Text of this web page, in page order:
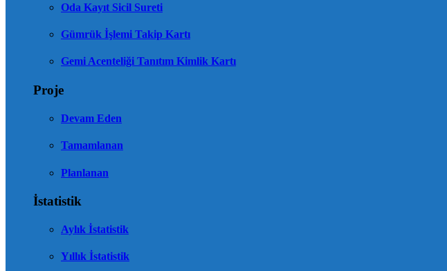
Oda Kayıt Sicil Sureti
Gümrük İşlemi Takip Kartı
Gemi Acenteliği Tanıtım Kimlik Kartı
Proje
Devam Eden
Tamamlanan
Planlanan
İstatistik
Aylık İstatistik
Yıllık İstatistik